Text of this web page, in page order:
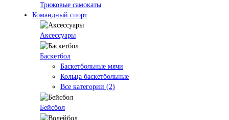
Трюковые самокаты
Командный спорт
Аксессуары
Баскетбол
Баскетбольные мячи
Кольца баскетбольные
Все категории (2)
Бейсбол